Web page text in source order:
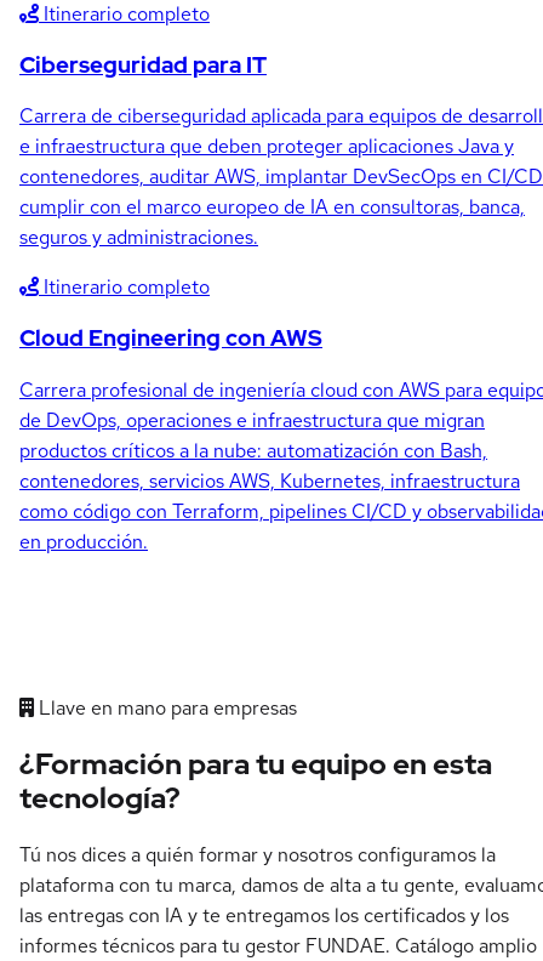
Itinerario completo
Ciberseguridad para IT
Carrera de ciberseguridad aplicada para equipos de
e infraestructura que deben proteger aplicaciones Java y
contenedores, auditar AWS, implantar DevSecOps en CI/
cumplir con el marco europeo de IA en consultoras, banca,
seguros y administraciones.
Itinerario completo
Cloud Engineering con AWS
Carrera profesional de ingeniería cloud con AWS para
de DevOps, operaciones e infraestructura que migran
productos críticos a la nube: automatización con Bash,
contenedores, servicios AWS, Kubernetes, infraestructura
como código con Terraform, pipelines CI/CD y
en producción.
Llave en mano para empresas
¿Formación para tu equipo en esta
tecnología?
Tú nos dices a quién formar y nosotros configuramos la
plataforma con tu marca, damos de alta a tu gente,
las entregas con IA y te entregamos los certificados y los
informes técnicos para tu gestor FUNDAE. Catálogo amplio